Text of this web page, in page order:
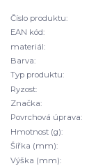
Číslo produktu:
EAN kód:
materiál:
Barva:
Typ produktu:
Ryzost:
Značka:
Povrchová úprava:
Hmotnost (g):
Šířka (mm):
Výška (mm):